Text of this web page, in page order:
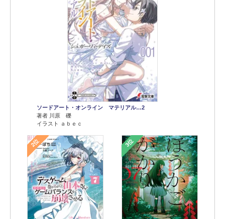
ソードアート・オンライン マテリアル…2
著者 川原 礫
イラスト ａｂｅｃ
2位 3位